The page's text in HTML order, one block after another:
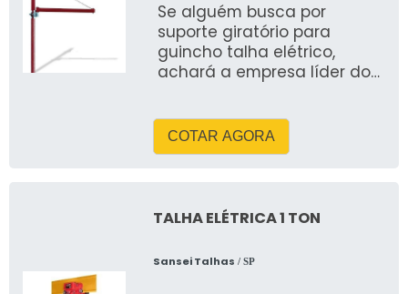
Se alguém busca por
suporte giratório para
guincho talha elétrico,
achará a empresa líder do
COTAR AGORA
TALHA ELÉTRICA 1 TON
Sansei Talhas / SP